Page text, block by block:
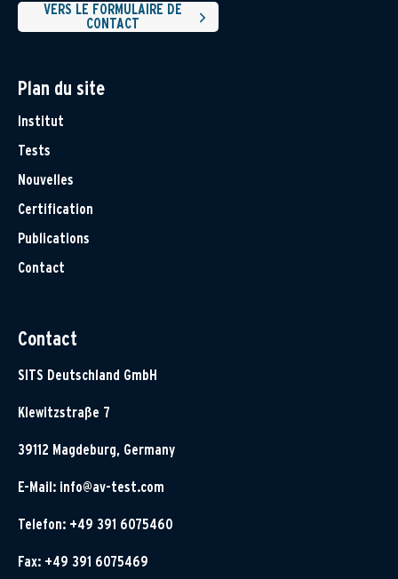
VERS LE FORMULAIRE DE
CONTACT
Plan du site
Institut
Tests
Nouvelles
Certification
Publications
Contact
Contact
SITS Deutschland GmbH
Klewitzstraße 7
39112 Magdeburg, Germany
E-Mail: info@av-test.com
Telefon: +49 391 6075460
Fax: +49 391 6075469